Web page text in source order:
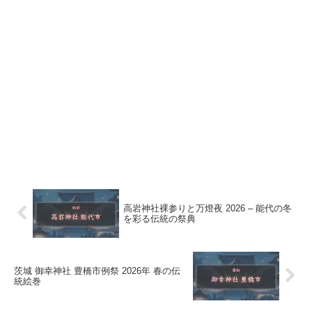
高岩神社裸参りと万燈夜 2026 – 能代の冬
を彩る伝統の祭典
茨城 御幸神社 豊橋市例祭 2026年 春の伝
統絵巻